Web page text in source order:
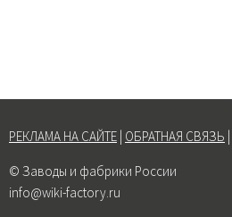
РЕКЛАМА НА САЙТЕ ОБРАТНАЯ СВЯЗЬ
© Заводы и фабрики России
info@wiki-factory.ru